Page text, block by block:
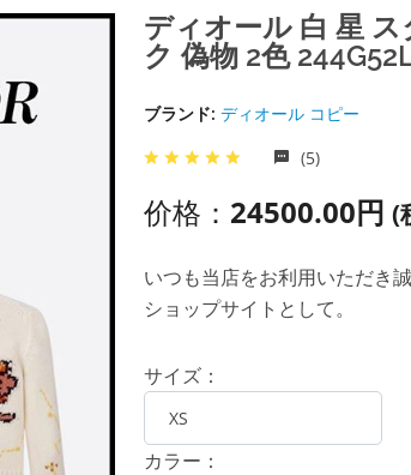
ディオール 白 星
ク 偽物 2色
ブランド: ディオール コピー
(5)
价格： 24500.00円 (
いつも当店をお利用いただき
ショップサイトとして。
サイズ：
カラー：